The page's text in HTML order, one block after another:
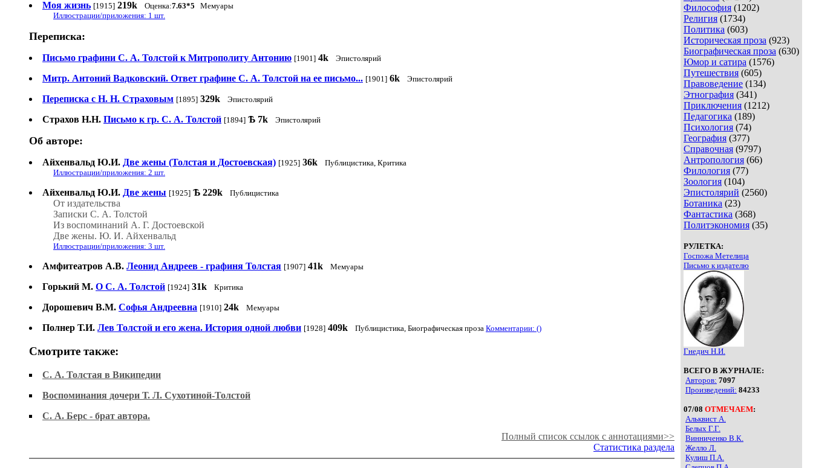
Философия (1202)
Религия (1734)
Политика (603)
Историческая проза (923)
Биографическая проза (630)
Юмор и сатира (1576)
Путешествия (605)
Правоведение (134)
Этнография (341)
Приключения (1212)
Педагогика (189)
Психология (74)
География (377)
Справочная (9797)
Антропология (66)
Филология (77)
Зоология (104)
Эпистолярий (2560)
Ботаника (23)
Фантастика (368)
Политэкономия (35)
РУЛЕТКА:
Госпожа Метелица
Письмо к издателю
Гнедич Н.И.
ВСЕГО В ЖУРНАЛЕ:
Авторов: 7097
Произведений: 84233
07/08 ОТМЕЧАЕМ:
Альквист А.
Белых Г.Г.
Винниченко В.К.
Желло Л.
Кулиш П.А.
Моя жизнь [1915] 219k Оценка:7.63*5 Мемуары
Иллюстрации/приложения: 1 шт.
Переписка:
Письмо графини С. А. Толстой к Митрополиту Антонию [1901] 4k Эпистолярий
Митр. Антоний Вадковский. Ответ графине С. А. Толстой на ее письмо... [1901] 6k Эпистолярий
Переписка с Н. Н. Страховым [1895] 329k Эпистолярий
Страхов Н.Н. Письмо к гр. С. А. Толстой [1894] Ѣ 7k Эпистолярий
Об авторе:
Айхенвальд Ю.И. Две жены (Толстая и Достоевская) [1925] 36k
Публицистика, Критика
Иллюстрации/приложения: 2 шт.
Айхенвальд Ю.И. Две жены [1925] Ѣ 229k Публицистика
От издательства
Записки С. А. Толстой
Из воспоминаний А. Г. Достоевской
Две жены. Ю. И. Айхенвальд
Иллюстрации/приложения: 3 шт.
Амфитеатров А.В. Леонид Андреев - графиня Толстая [1907] 41k Мемуары
Горький М. О С. А. Толстой [1924] 31k Критика
Дорошевич В.М. Софья Андреевна [1910] 24k Мемуары
Полнер Т.И. Лев Толстой и его жена. История одной любви [1928] 409k Публицистика, Биографическая проза Комментарии: ()
Смотрите также:
С. А. Толстая в Википедии
Воспоминания дочери Т. Л. Сухотиной-Толстой
С. А. Берс - брат автора.
Полный список ссылок с аннотациями>>
Статистика раздела